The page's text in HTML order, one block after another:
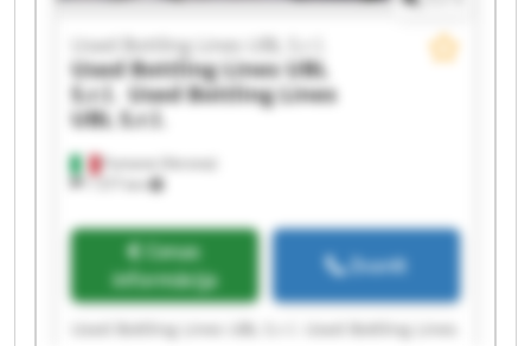
Fumane (Verona)
1 577 km
Used Bottling Lines UBL S.r.l.
Used Bottling Lines UBL
S.r.l.
Used Bottling Lines
UBL S.r.l.
Cenas
informācija
Zvanīt
Used Bottling Lines UBL S.r.l. Used Bottling Lines